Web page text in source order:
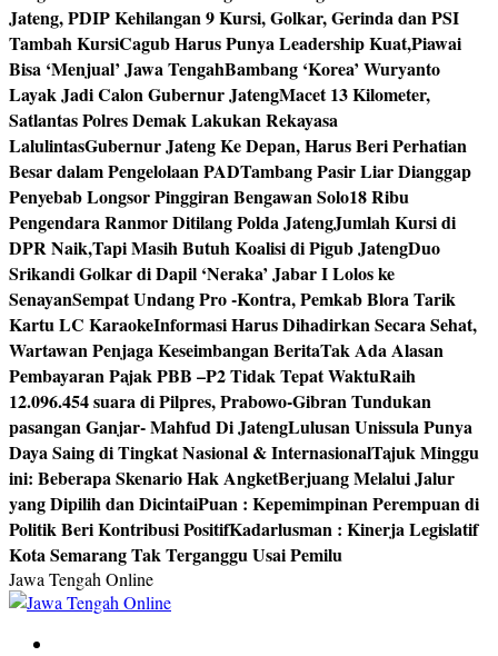
Jateng, PDIP Kehilangan 9 Kursi, Golkar, Gerinda dan PSI
Tambah KursiCagub Harus Punya Leadership Kuat,Piawai
Bisa ‘Menjual’ Jawa TengahBambang ‘Korea’ Wuryanto
Layak Jadi Calon Gubernur JatengMacet 13 Kilometer,
Satlantas Polres Demak Lakukan Rekayasa
LalulintasGubernur Jateng Ke Depan, Harus Beri Perhatian
Besar dalam Pengelolaan PADTambang Pasir Liar Dianggap
Penyebab Longsor Pinggiran Bengawan Solo18 Ribu
Pengendara Ranmor Ditilang Polda JatengJumlah Kursi di
DPR Naik,Tapi Masih Butuh Koalisi di Pigub JatengDuo
Srikandi Golkar di Dapil ‘Neraka’ Jabar I Lolos ke
SenayanSempat Undang Pro -Kontra, Pemkab Blora Tarik
Kartu LC KaraokeInformasi Harus Dihadirkan Secara Sehat,
Wartawan Penjaga Keseimbangan BeritaTak Ada Alasan
Pembayaran Pajak PBB –P2 Tidak Tepat WaktuRaih
12.096.454 suara di Pilpres, Prabowo-Gibran Tundukan
pasangan Ganjar- Mahfud Di JatengLulusan Unissula Punya
Daya Saing di Tingkat Nasional & InternasionalTajuk Minggu
ini: Beberapa Skenario Hak AngketBerjuang Melalui Jalur
yang Dipilih dan DicintaiPuan : Kepemimpinan Perempuan di
Politik Beri Kontribusi PositifKadarlusman : Kinerja Legislatif
Kota Semarang Tak Terganggu Usai Pemilu
Jawa Tengah Online
Berita Jawa Tengah Terbaru dan Terkini